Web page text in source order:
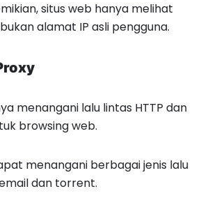
situs web hanya melihat
alamat IP asli pengguna.
menangani lalu lintas HTTP dan
browsing web.
menangani berbagai jenis lalu
dan torrent.